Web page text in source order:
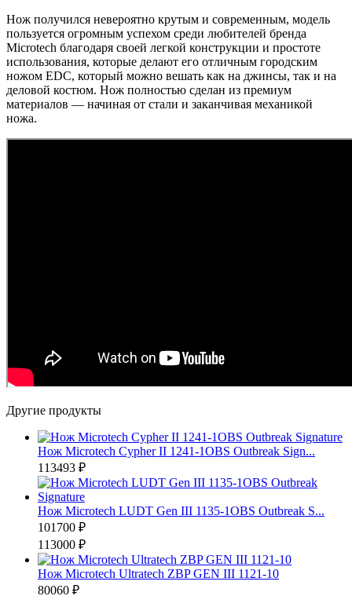
Нож получился невероятно крутым и современным, модель
пользуется огромным успехом среди любителей бренда
Microtech благодаря своей легкой конструкции и простоте
использования, которые делают его отличным городским
ножом EDC, который можно вешать как на джинсы, так и на
деловой костюм. Нож полностью сделан из премиум
материалов — начиная от стали и заканчивая механикой
ножа.
Другие продукты
Нож Microtech Cypher II 1241-1OBS Outbreak Sign...
113493 ₽
Нож Microtech LUDT Gen III 1135-1OBS Outbreak S...
101700 ₽
113000 ₽
Нож Microtech Ultratech ZBP GEN III 1121-10
80060 ₽